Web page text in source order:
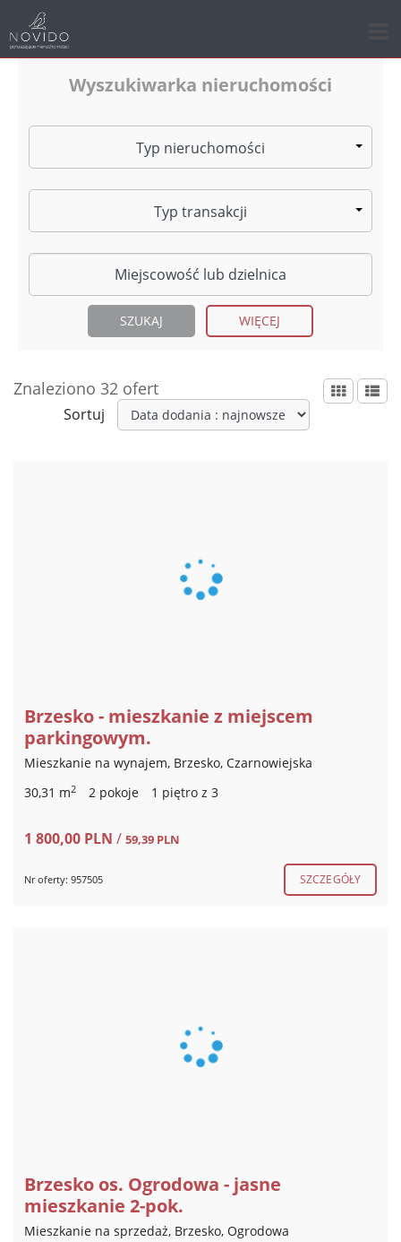
Wyszukiwarka nieruchomości
Typ nieruchomości
Typ transakcji
WIĘCEJ
Znaleziono 32 ofert
Sortuj
Brzesko - mieszkanie z miejscem
parkingowym.
Mieszkanie na wynajem, Brzesko, Czarnowiejska
30,31 m2 2 pokoje 1 piętro z 3
1 800,00 PLN / 59,39 PLN
Nr oferty: 957505 SZCZEGÓŁY
Brzesko os. Ogrodowa - jasne
mieszkanie 2-pok.
Mieszkanie na sprzedaż, Brzesko, Ogrodowa